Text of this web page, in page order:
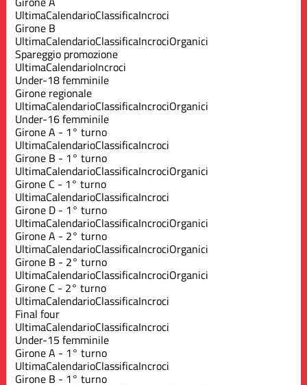
UltimaCalendarioClassificaIncroci
Girone B
UltimaCalendarioClassificaIncrociOrganici
Spareggio promozione
UltimaCalendarioIncroci
Under-18 femminile
Girone regionale
UltimaCalendarioClassificaIncrociOrganici
Under-16 femminile
Girone A - 1° turno
UltimaCalendarioClassificaIncroci
Girone B - 1° turno
UltimaCalendarioClassificaIncrociOrganici
Girone C - 1° turno
UltimaCalendarioClassificaIncroci
Girone D - 1° turno
UltimaCalendarioClassificaIncrociOrganici
Girone A - 2° turno
UltimaCalendarioClassificaIncrociOrganici
Girone B - 2° turno
UltimaCalendarioClassificaIncrociOrganici
Girone C - 2° turno
UltimaCalendarioClassificaIncroci
Final four
UltimaCalendarioClassificaIncroci
Under-15 femminile
Girone A - 1° turno
UltimaCalendarioClassificaIncroci
Girone B - 1° turno